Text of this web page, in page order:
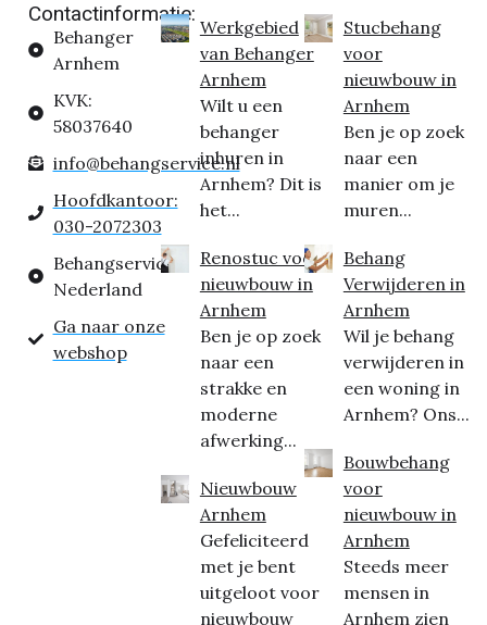
Contactinformatie:
Behanger
Arnhem
KVK:
58037640
info@behangservice.nl
Hoofdkantoor:
030-2072303
Behangservice
Nederland
Ga naar onze
webshop
Werkgebied
van Behanger
Arnhem
Wilt u een
behanger
inhuren in
Arnhem? Dit is
het...
Renostuc voor
nieuwbouw in
Arnhem
Ben je op zoek
naar een
strakke en
moderne
afwerking...
Nieuwbouw
Arnhem
Gefeliciteerd
met je bent
uitgeloot voor
nieuwbouw
Stucbehang
voor
nieuwbouw in
Arnhem
Ben je op zoek
naar een
manier om je
muren...
Behang
Verwijderen in
Arnhem
Wil je behang
verwijderen in
een woning in
Arnhem? Ons...
Bouwbehang
voor
nieuwbouw in
Arnhem
Steeds meer
mensen in
Arnhem zien